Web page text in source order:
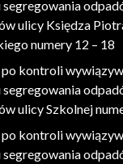
ulicy Księdza
numery 12 – 18
kontroli
ulicy Szkolnej
kontroli